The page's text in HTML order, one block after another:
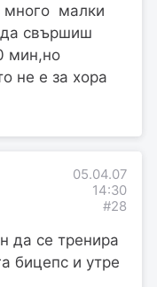
много малки
свършиш
мин,но
не е за хора
05.04.07
14:30
#28
да се тренира
бицепс и утре